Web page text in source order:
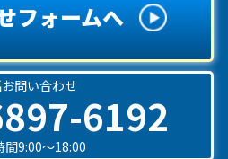
フォームへ
問い合わせ
6192
間9:00〜18:00